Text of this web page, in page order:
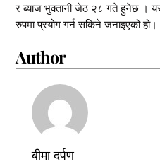
र ब्याज भुक्तानी जेठ २८ गते हुनेछ ।
रुपमा प्रयोग गर्न सकिने जनाइएको हो।
Author
बीमा दर्पण